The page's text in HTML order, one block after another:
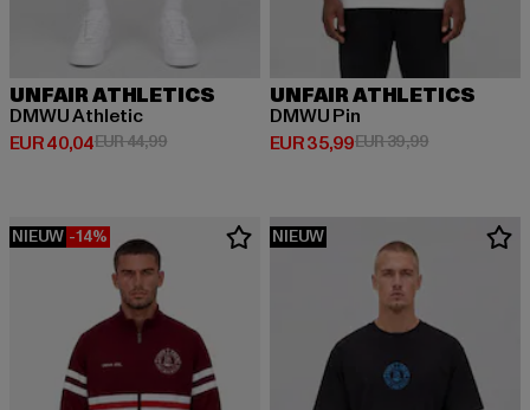
UNFAIR ATHLETICS
DMWU Athletic
EUR 40,04
Huidige prijs: EUR 40,04
EUR 44,99Actieprijs: EUR 44,99
UNFAIR ATHLETICS
DMWU Pin
EUR 35,99
Huidige prijs: EUR 35,99
EUR 39,99Actieprijs:
NIEUW -14% NIEUW